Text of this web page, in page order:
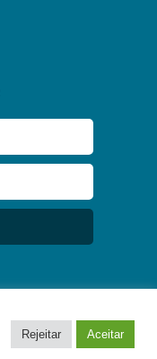
Rejeitar Aceitar